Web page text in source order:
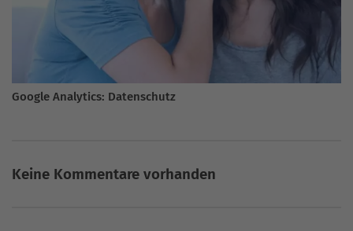
Google Analytics: Datenschutz
Keine Kommentare vorhanden